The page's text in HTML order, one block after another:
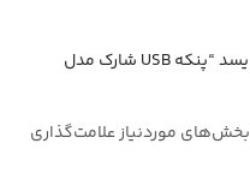
اولین کسی باشید که دیدگاهی می نویسد “پنکه USB شارک مدل
بخش‌های موردنیاز علامت‌گذاری